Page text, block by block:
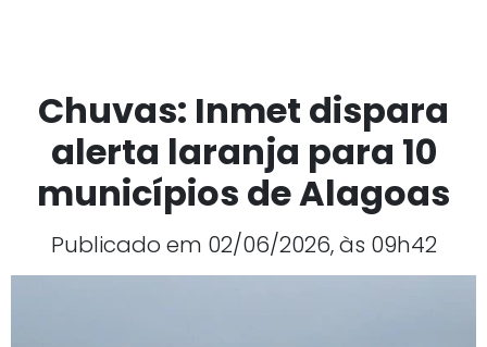
Chuvas: Inmet dispara
alerta laranja para 10
municípios de Alagoas
Publicado em 02/06/2026, às 09h42